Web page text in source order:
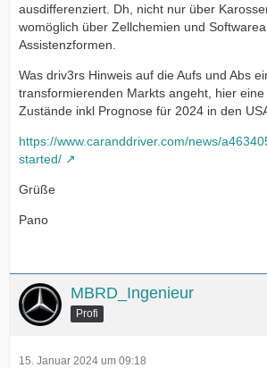
ausdifferenziert. Dh, nicht nur über
womöglich über Zellchemien und
Assistenzformen.
Was driv3rs Hinweis auf die Aufs und Abs
transformierenden Markts angeht, hier
Zustände inkl Prognose für 2024 in den
https://www.caranddriver.com/news/
started/
Grüße
Pano
MBRD_Ingenieur
Profi
15. Januar 2024 um 09:18